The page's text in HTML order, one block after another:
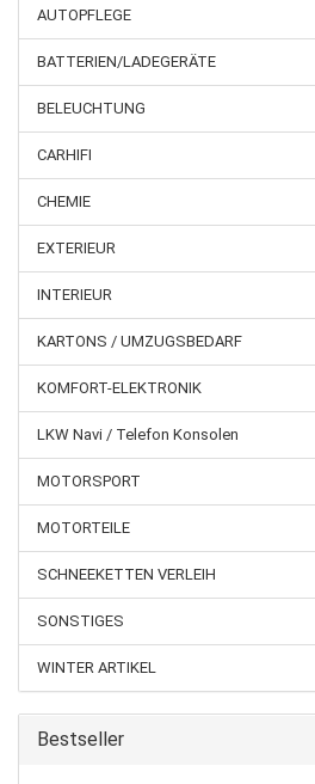
AUTOPFLEGE
BATTERIEN/LADEGERÄTE
BELEUCHTUNG
CARHIFI
CHEMIE
EXTERIEUR
INTERIEUR
KARTONS / UMZUGSBEDARF
KOMFORT-ELEKTRONIK
LKW Navi / Telefon Konsolen
MOTORSPORT
MOTORTEILE
SCHNEEKETTEN VERLEIH
SONSTIGES
WINTER ARTIKEL
Bestseller